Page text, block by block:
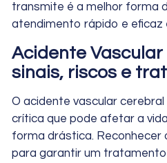
transmite é a melhor forma
atendimento rápido e eficaz
Acidente Vascular
sinais, riscos e
O acidente vascular cerebral
crítica que pode afetar a
forma drástica. Reconhecer
para garantir um tratamento